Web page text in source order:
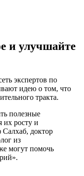
и улучшайте
экспертов по
идею о том, что
тракта.
полезные
их росту и
доктор
из
могут помочь